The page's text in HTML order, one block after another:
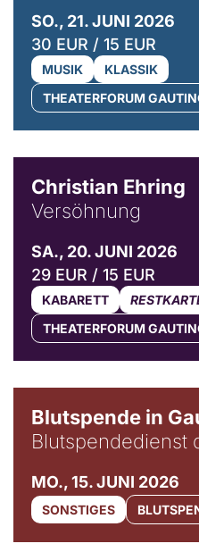
SO., 21. JUNI 2026
30 EUR / 15 EUR
MUSIK
KLASSIK
THEATERFORUM
Christian Ehring
Versöhnung
SA., 20. JUNI 2026
29 EUR / 15 EUR
KABARETT
THEATERFORUM
Blutspende in
Blutspendedienst
MO., 15. JUNI 2026
SONSTIGES